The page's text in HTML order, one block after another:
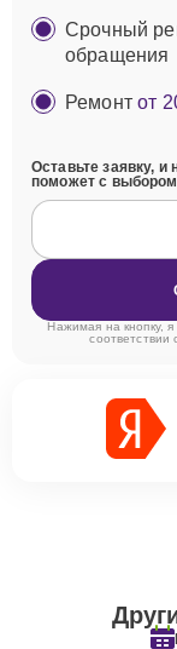
Срочный
обращения
Ремонтот
Оставьте заявку,
поможет с
Нажимая на кнопку,
соответствии